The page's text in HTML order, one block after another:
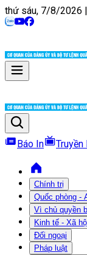
thứ sáu, 7/8/2026 |
Báo In Truyền
Chính trị
Quốc phòng -
Vì chủ quyền
Kinh tế - Xã
Đối ngoại
Pháp luật